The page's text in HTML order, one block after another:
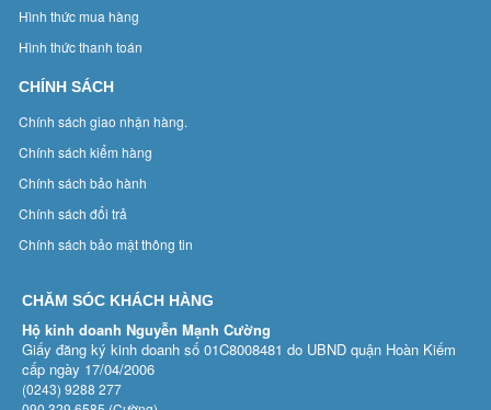
Hình thức mua hàng
Hình thức thanh toán
CHÍNH SÁCH
Chính sách giao nhận hàng.
Chính sách kiểm hàng
Chính sách bảo hành
Chính sách đổi trả
Chính sách bảo mật thông tin
CHĂM SÓC KHÁCH HÀNG
Hộ kinh doanh Nguyễn Mạnh Cường
Giấy đăng ký kinh doanh số 01C8008481 do UBND quận Hoàn Kiếm
cấp ngày 17/04/2006
(0243) 9288 277